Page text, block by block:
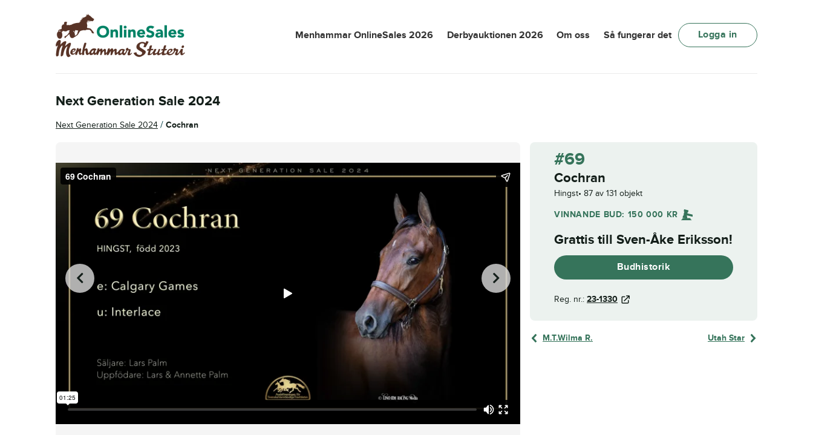
Hoppa
till
navigering
Hoppa
till
innehåll
Menhammar OnlineSales 2026 Derbyauktionen 2026 Om oss Så fungerar det Logga in
Next Generation Sale 2024
Next Generation Sale 2024 / Cochran
#69
Cochran
Hingst 87 av 131 objekt
VINNANDE BUD: 150 000 KR
Grattis till Sven-Åke Eriksson!
Budhistorik
Reg. nr.: 23-1330
M.T.Wilma R. Utah Star